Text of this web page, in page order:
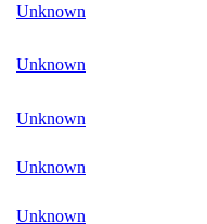
Unknown
Unknown
Unknown
Unknown
Unknown